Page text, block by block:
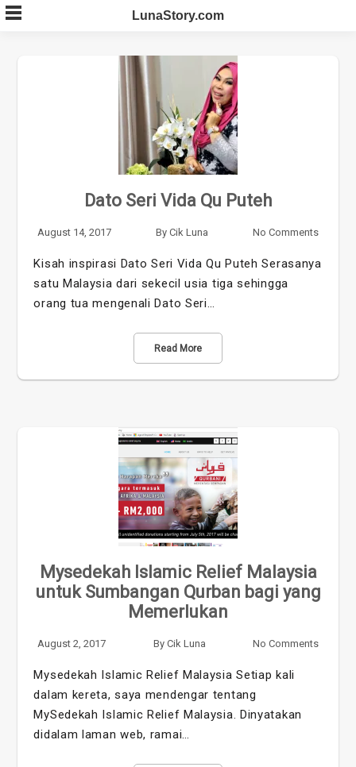
Skip
to
LunaStory.com
Dato Seri Vida Qu Puteh
August 14, 2017 By Cik Luna No Comments
Kisah inspirasi Dato Seri Vida Qu Puteh Serasanya
satu Malaysia dari sekecil usia tiga sehingga
orang tua mengenali Dato Seri…
Read More
Mysedekah Islamic Relief Malaysia
untuk Sumbangan Qurban bagi yang
Memerlukan
August 2, 2017 By Cik Luna No Comments
Mysedekah Islamic Relief Malaysia Setiap kali
dalam kereta, saya mendengar tentang
MySedekah Islamic Relief Malaysia. Dinyatakan
didalam laman web, ramai…